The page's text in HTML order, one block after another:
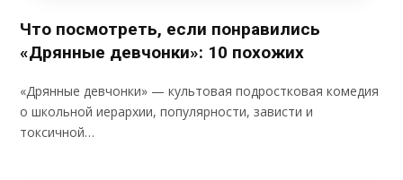
Что посмотреть, если понравились
«Дрянные девчонки»: 10 похожих
«Дрянные девчонки» — культовая подростковая комедия
о школьной иерархии, популярности, зависти и
токсичной…